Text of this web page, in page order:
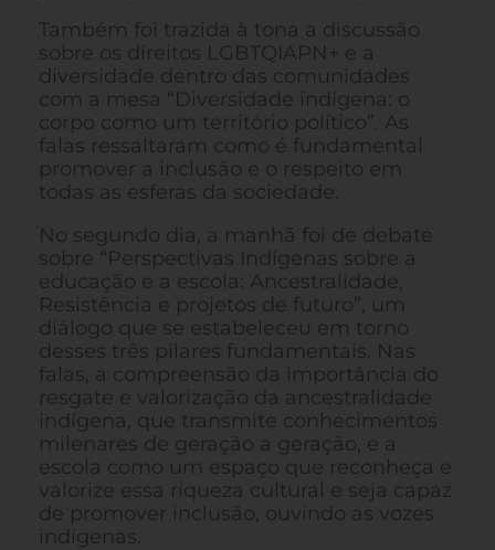
Também foi trazida à tona a discussão
sobre os direitos LGBTQIAPN+ e a
diversidade dentro das comunidades
com a mesa “Diversidade indígena: o
corpo como um território político”. As
falas ressaltaram como é fundamental
promover a inclusão e o respeito em
todas as esferas da sociedade.
No segundo dia, a manhã foi de debate
sobre “Perspectivas Indígenas sobre a
educação e a escola: Ancestralidade,
Resistência e projetos de futuro”, um
diálogo que se estabeleceu em torno
desses três pilares fundamentais. Nas
falas, a compreensão da importância do
resgate e valorização da ancestralidade
indígena, que transmite conhecimentos
milenares de geração a geração, e a
escola como um espaço que reconheça e
valorize essa riqueza cultural e seja capaz
de promover inclusão, ouvindo as vozes
indígenas.